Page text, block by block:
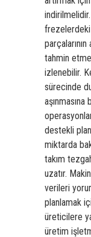
frezelerdeki
tahmin
izlenebilir.
sürecinde
destekli
miktarda
takım
uzatır.
verileri
planlamak
üreticilere
üretim